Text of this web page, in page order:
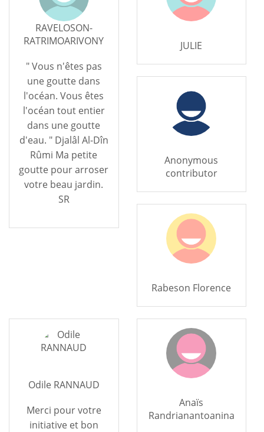
RAVELOSON-
RATRIMOARIVONY
" Vous n'êtes pas
une goutte dans
l'océan. Vous êtes
l'océan tout entier
dans une goutte
d'eau. " Djalâl Al-Dîn
Rûmi Ma petite
goutte pour arroser
votre beau jardin.
SR
JULIE
Anonymous
contributor
Rabeson Florence
Odile RANNAUD
Merci pour votre
initiative et bon
Anaïs
Randrianantoanina